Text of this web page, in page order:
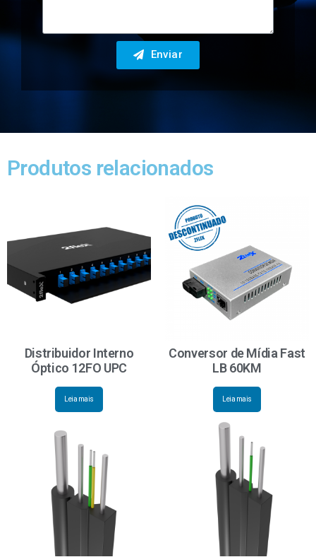
Enviar
Produtos relacionados
Distribuidor Interno
Óptico 12FO UPC
Leia mais
Conversor de Mídia Fast
LB 60KM
Leia mais